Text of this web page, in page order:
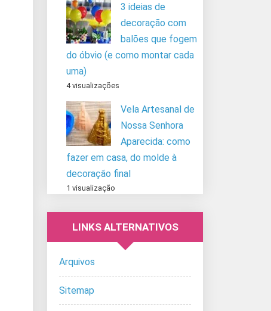
3 ideias de
decoração com
balões que fogem
do óbvio (e como montar cada
uma)
4 visualizações
Vela Artesanal de
Nossa Senhora
Aparecida: como
fazer em casa, do molde à
decoração final
1 visualização
LINKS ALTERNATIVOS
Arquivos
Sitemap